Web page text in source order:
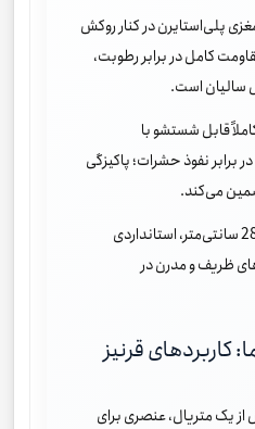
پلی‌استایرن در کنار روکش
کامل در برابر رطوبت،
است.
قابل شستشو با
برابر نفوذ حشرات؛ پاکیزگی
می‌کند.
ابعاد 280x9 سانتی‌متر، استانداردی
ظریف و مدرن در
قرنیز
یک متریال، عنصری برای